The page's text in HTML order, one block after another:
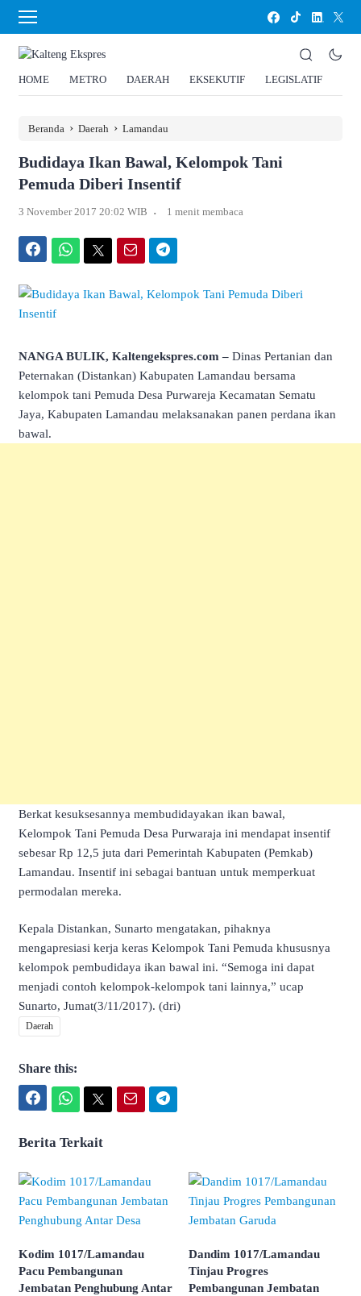
HOME METRO DAERAH EKSEKUTIF LEGISLATIF
Beranda › Daerah › Lamandau
Budidaya Ikan Bawal, Kelompok Tani
Pemuda Diberi Insentif
3 November 2017 20:02 WIB . 1 menit membaca
NANGA BULIK, Kaltengekspres.com – Dinas Pertanian dan
Peternakan (Distankan) Kabupaten Lamandau bersama
kelompok tani Pemuda Desa Purwareja Kecamatan Sematu
Jaya, Kabupaten Lamandau melaksanakan panen perdana ikan
bawal.
Berkat kesuksesannya membudidayakan ikan bawal,
Kelompok Tani Pemuda Desa Purwaraja ini mendapat insentif
sebesar Rp 12,5 juta dari Pemerintah Kabupaten (Pemkab)
Lamandau. Insentif ini sebagai bantuan untuk memperkuat
permodalan mereka.
Kepala Distankan, Sunarto mengatakan, pihaknya
mengapresiasi kerja keras Kelompok Tani Pemuda khususnya
kelompok pembudidaya ikan bawal ini. “Semoga ini dapat
menjadi contoh kelompok-kelompok tani lainnya,” ucap
Sunarto, Jumat(3/11/2017). (dri)
Daerah
Share this:
Berita Terkait
Kodim 1017/Lamandau
Pacu Pembangunan
Jembatan Penghubung Antar
Dandim 1017/Lamandau
Tinjau Progres
Pembangunan Jembatan